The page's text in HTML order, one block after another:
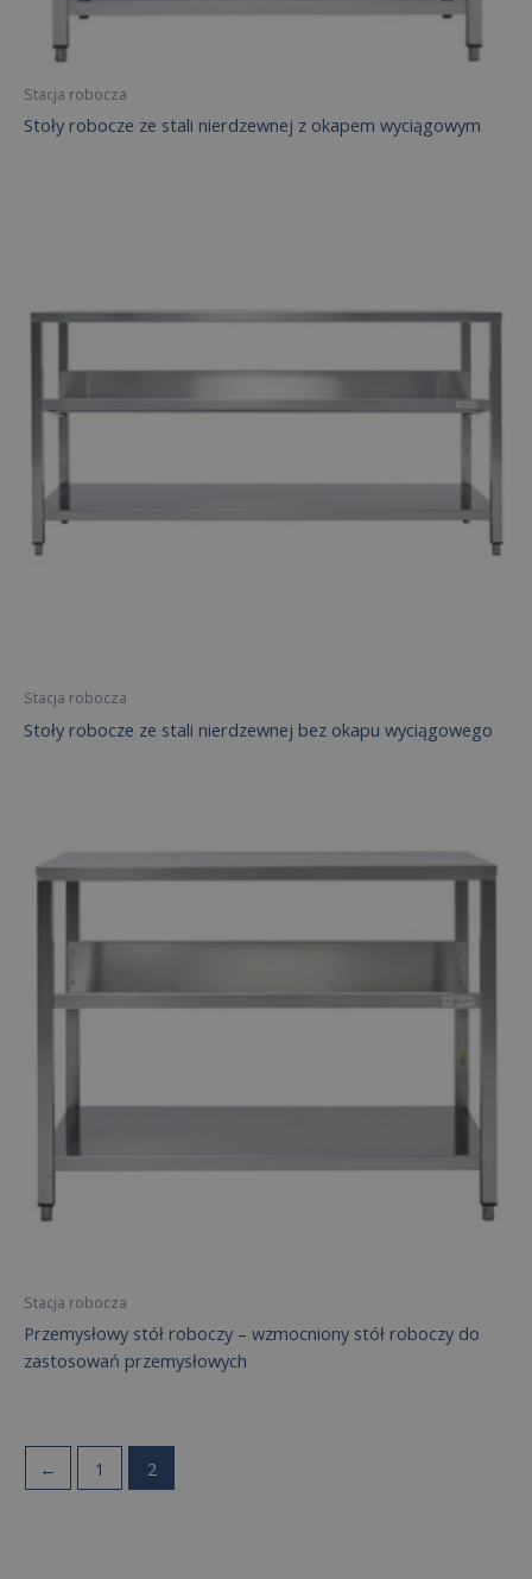
Stacja robocza
Stoły robocze ze stali nierdzewnej z okapem wyciągowym
Stacja robocza
Stoły robocze ze stali nierdzewnej bez okapu wyciągowego
Stacja robocza
Przemysłowy stół roboczy – wzmocniony stół roboczy do
zastosowań przemysłowych
← 1 2